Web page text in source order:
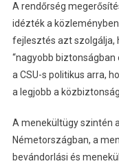
A rendőrség
idézték a
fejlesztés azt szolgálja,
“nagyobb
a CSU-s politikus arra,
a legjobb a közbiztonság.
A menekültügy szintén
Németországban, a
bevándorlási és